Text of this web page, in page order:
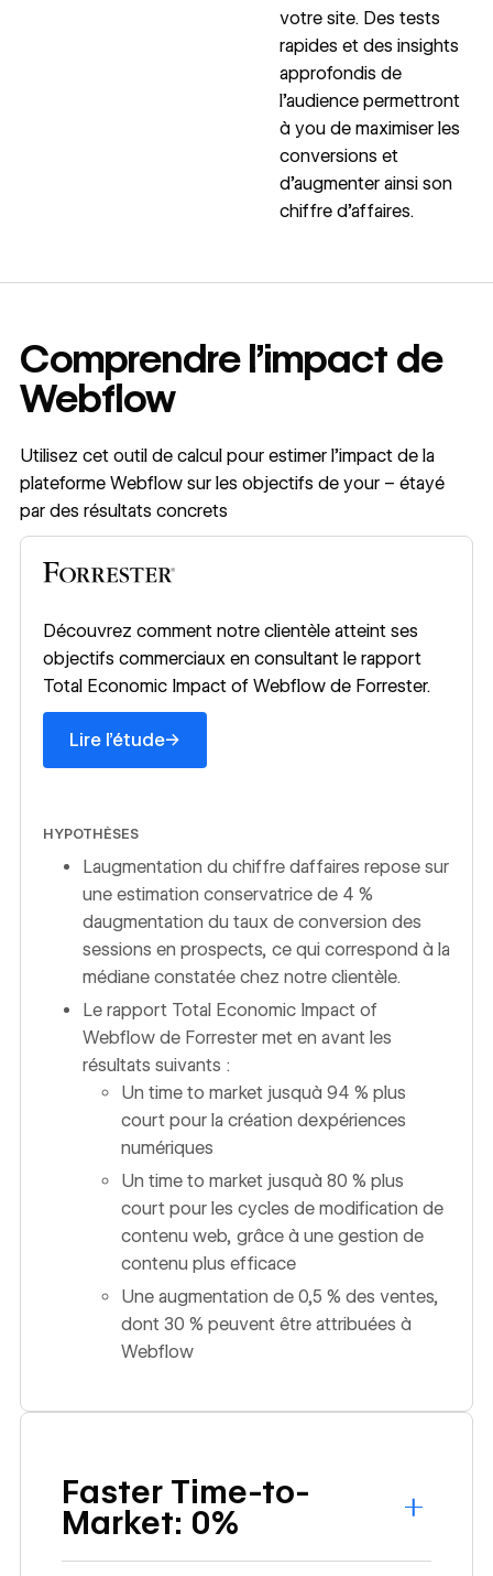
votre site. Des tests
rapides et des insights
approfondis de
l’audience permettront
à you de maximiser les
conversions et
d’augmenter ainsi son
chiffre d’affaires.
Comprendre l’impact de
Webflow
Utilisez cet outil de calcul pour estimer l’impact de la
plateforme Webflow sur les objectifs de your – étayé
par des résultats concrets
Découvrez comment notre clientèle atteint ses
objectifs commerciaux en consultant le rapport
Total Economic Impact of Webflow de Forrester.
Lire l’étude→
HYPOTHÈSES
Laugmentation du chiffre daffaires repose sur
une estimation conservatrice de 4 %
daugmentation du taux de conversion des
sessions en prospects, ce qui correspond à la
médiane constatée chez notre clientèle.
Le rapport Total Economic Impact of
Webflow de Forrester met en avant les
résultats suivants :
Un time to market jusquà 94 % plus
court pour la création dexpériences
numériques
Un time to market jusquà 80 % plus
court pour les cycles de modification de
contenu web, grâce à une gestion de
contenu plus efficace
Une augmentation de 0,5 % des ventes,
dont 30 % peuvent être attribuées à
Webflow
Faster Time-to-
Market: 0%